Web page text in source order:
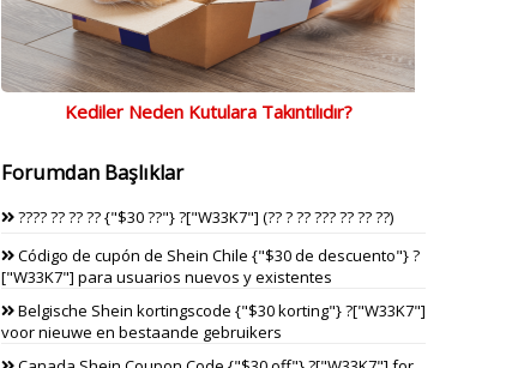
Kediler Neden Kutulara Takıntılıdır?
Forumdan Başlıklar
???? ?? ?? ?? {"$30 ??"} ?["W33K7"] (?? ? ?? ??? ?? ?? ??)
Código de cupón de Shein Chile {"$30 de descuento"} ?
["W33K7"] para usuarios nuevos y existentes
Belgische Shein kortingscode {"$30 korting"} ?["W33K7"]
voor nieuwe en bestaande gebruikers